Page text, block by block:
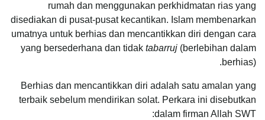
rumah dan menggunakan perkhidmatan rias yang
disediakan di pusat-pusat kecantikan. Islam membenarkan
umatnya untuk berhias dan mencantikkan diri dengan cara
yang bersederhana dan tidak tabarruj (berlebihan dalam
berhias).
Berhias dan mencantikkan diri adalah satu amalan yang
terbaik sebelum mendirikan solat. Perkara ini disebutkan
dalam firman Allah SWT: